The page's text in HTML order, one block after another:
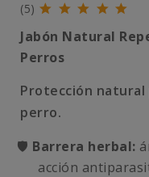
(5)
Jabón Natural
Perros
Protección natural
perro.
🛡️ Barrera herbal:
acción